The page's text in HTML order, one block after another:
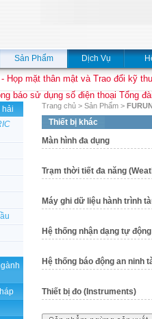
Sản Phẩm Dịch Vụ
- Họp mặt thân mật và Trao đổi kỹ
báo sử dụng số điện thoại Tổng
hải
Trang chủ > Sản Phẩm >
Thiết bị khác
Màn hình đa dụng
Trạm thời tiết đa năng
Máy ghi dữ liệu hành trình
Hệ thống nhận dạng tự
Hệ thống báo động an ninh
Thiết bị đo (Instruments)